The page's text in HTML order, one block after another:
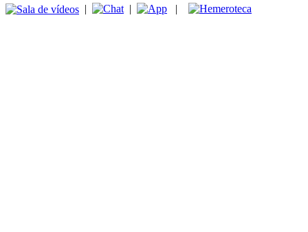
| | |